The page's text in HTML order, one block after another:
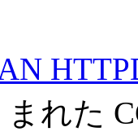
まれた